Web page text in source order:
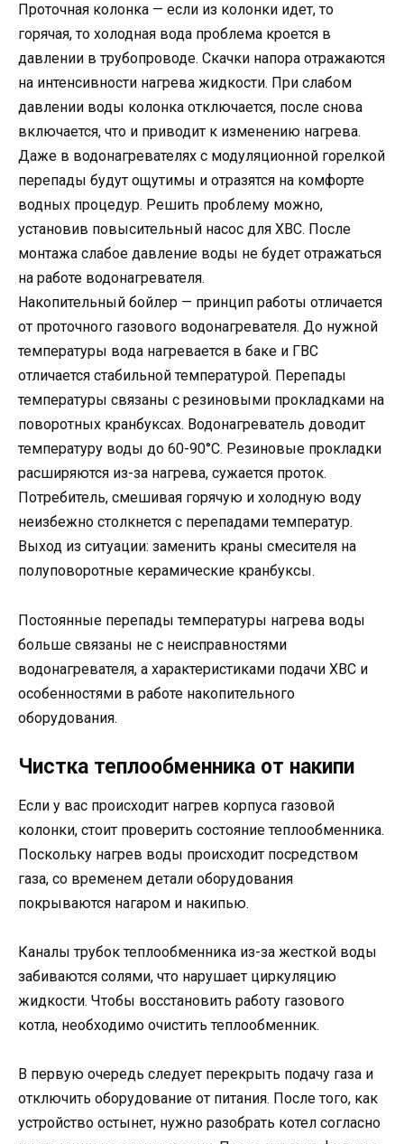
Проточная колонка — если из колонки идет, то
горячая, то холодная вода проблема кроется в
давлении в трубопроводе. Скачки напора отражаются
на интенсивности нагрева жидкости. При слабом
давлении воды колонка отключается, после снова
включается, что и приводит к изменению нагрева.
Даже в водонагревателях с модуляционной горелкой
перепады будут ощутимы и отразятся на комфорте
водных процедур. Решить проблему можно,
установив повысительный насос для ХВС. После
монтажа слабое давление воды не будет отражаться
на работе водонагревателя.
Накопительный бойлер — принцип работы отличается
от проточного газового водонагревателя. До нужной
температуры вода нагревается в баке и ГВС
отличается стабильной температурой. Перепады
температуры связаны с резиновыми прокладками на
поворотных кранбуксах. Водонагреватель доводит
температуру воды до 60-90°С. Резиновые прокладки
расширяются из-за нагрева, сужается проток.
Потребитель, смешивая горячую и холодную воду
неизбежно столкнется с перепадами температур.
Выход из ситуации: заменить краны смесителя на
полуповоротные керамические кранбуксы.
Постоянные перепады температуры нагрева воды
больше связаны не с неисправностями
водонагревателя, а характеристиками подачи ХВС и
особенностями в работе накопительного
оборудования.
Чистка теплообменника от накипи
Если у вас происходит нагрев корпуса газовой
колонки, стоит проверить состояние теплообменника.
Поскольку нагрев воды происходит посредством
газа, со временем детали оборудования
покрываются нагаром и накипью.
Каналы трубок теплообменника из-за жесткой воды
забиваются солями, что нарушает циркуляцию
жидкости. Чтобы восстановить работу газового
котла, необходимо очистить теплообменник.
В первую очередь следует перекрыть подачу газа и
отключить оборудование от питания. После того, как
устройство остынет, нужно разобрать котел согласно